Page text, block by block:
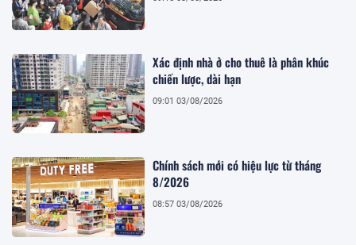
Xác định nhà ở cho thuê là phân khúc
chiến lược, dài hạn
09:01 03/08/2026
Chính sách mới có hiệu lực từ tháng
8/2026
08:57 03/08/2026